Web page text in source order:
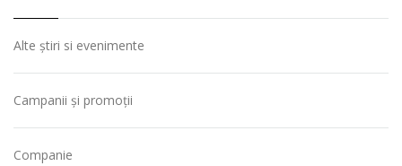
Alte știri si evenimente
Campanii și promoții
Companie